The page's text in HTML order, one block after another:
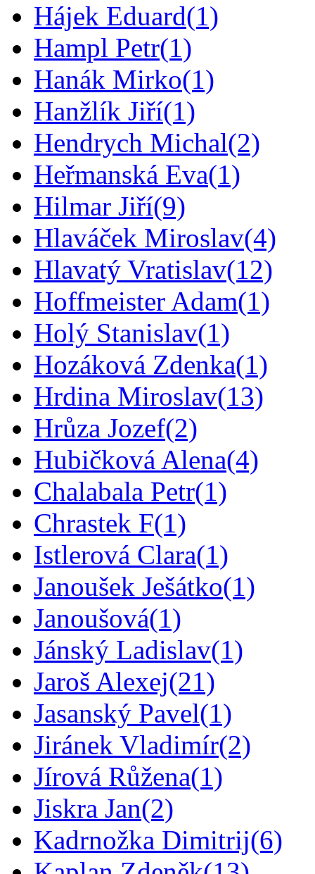
Hájek Eduard(1)
Hampl Petr(1)
Hanák Mirko(1)
Hanžlík Jiří(1)
Hendrych Michal(2)
Heřmanská Eva(1)
Hilmar Jiří(9)
Hlaváček Miroslav(4)
Hlavatý Vratislav(12)
Hoffmeister Adam(1)
Holý Stanislav(1)
Hozáková Zdenka(1)
Hrdina Miroslav(13)
Hrůza Jozef(2)
Hubičková Alena(4)
Chalabala Petr(1)
Chrastek F(1)
Istlerová Clara(1)
Janoušek Ješátko(1)
Janoušová(1)
Jánský Ladislav(1)
Jaroš Alexej(21)
Jasanský Pavel(1)
Jiránek Vladimír(2)
Jírová Růžena(1)
Jiskra Jan(2)
Kadrnožka Dimitrij(6)